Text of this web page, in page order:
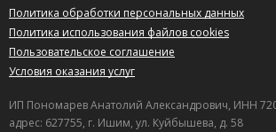
Политика обработки персональных данных
Политика использования файлов cookies
Пользовательское соглашение
Условия оказания услуг
ИП Пономарев Анатолий Александрович, ИНН
адрес: 627755, г. Ишим, ул. Куйбышева, д. 58